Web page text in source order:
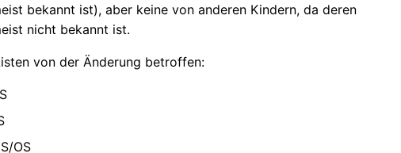
bekannt ist), aber keine von anderen Kindern, da deren
nicht bekannt ist.
von der Änderung betroffen:
OS